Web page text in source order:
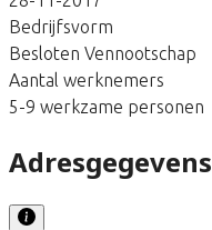
Bedrijfsvorm
Besloten Vennootschap
Aantal werknemers
5-9 werkzame personen
Adresgegevens